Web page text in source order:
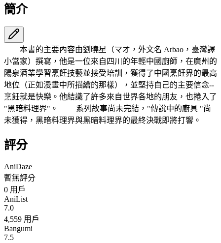
簡介
本書的主要內容由劉曉星（マオ，外文名 Arbao，臺灣譯
小當家）撰寫，他是一位來自四川的年輕中國廚師，在廣州的
陽泉酒業學習烹飪技藝並接受培訓，獲得了中國烹飪界的最高
地位（正如漫畫中所描繪的那樣），並堅持自己的主要信念--
烹飪就是快樂。他結識了許多來自世界各地的朋友，也捲入了
"黑暗料理界"。 系列故事尚未完結，"傳說中的廚具 "尚
未獲得，黑暗料理界與黑暗料理界的最終決戰即將打響。
評分
AniDaze
暫無評分
0 用戶
AniList
7.0
4,559 用戶
Bangumi
7.5